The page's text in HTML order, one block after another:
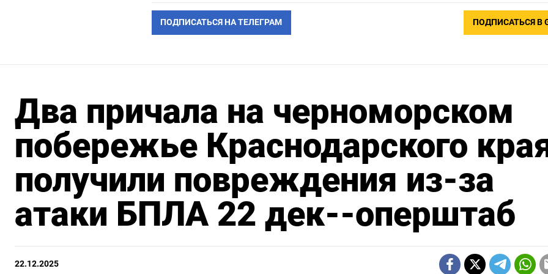
ПОДПИСАТЬСЯ НА ТЕЛЕГРАМ ПОДПИСАТЬСЯ В
Два причала на черноморском
побережье Краснодарского
получили повреждения из-за
атаки БПЛА 22 дек--оперштаб
22.12.2025